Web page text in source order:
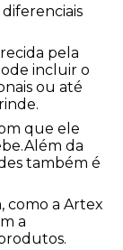
pela
incluir o
ou até
que ele
da
também é
como a Artex
a